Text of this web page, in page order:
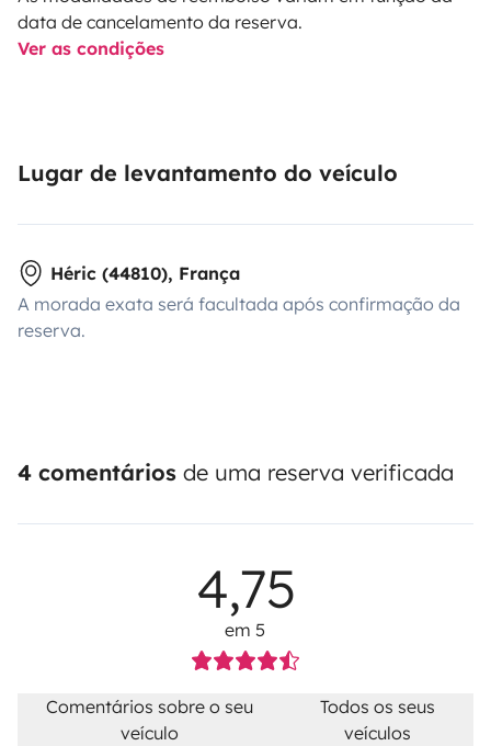
data de cancelamento da reserva.
Ver as condições
Lugar de levantamento do veículo
Héric (44810), França
A morada exata será facultada após confirmação da
reserva.
4 comentários de uma reserva verificada
4,75
em 5
Comentários sobre o seu
veículo
Todos os seus
veículos